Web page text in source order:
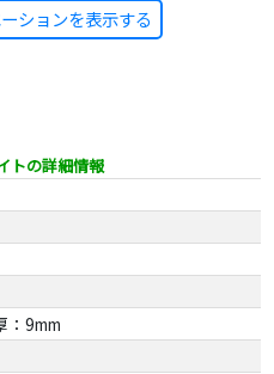
ションを表示する
トの詳細情報
：9mm